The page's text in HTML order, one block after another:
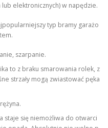
elektronicznych) w napędzie.
typ bramy garażo
szarpanie.
to z braku smarowania rolek, z
strzały mogą zwiastować pęka
staje się niemożliwa do otwarci